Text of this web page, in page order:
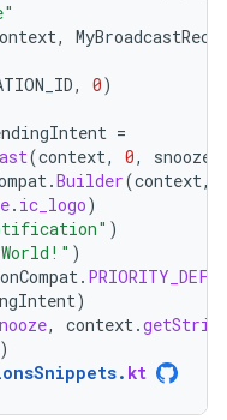
,
, 0)
=
(context, 0,
.Builder(context,
. ic_logo)
)
)
.
)
, context.
)
. kt